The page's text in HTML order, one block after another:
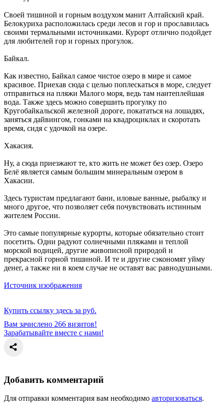
Своей тишиной и горным воздухом манит Алтайский край.
Белокуриха расположилась среди лесов и гор и прославилась
своими термальными источниками. Курорт отлично подойдет
для любителей гор и горных прогулок.
Байкал.
Как известно, Байкал самое чистое озеро в мире и самое
красивое. Приехав сюда с целью поплескаться в море, следует
отправиться на пляжи Малого моря, ведь там наитеплейшая
вода. Также здесь можно совершить прогулку по
Кругобайкальской железной дороге, покататься на лошадях,
заняться дайвингом, гонками на квадроциклах и скоротать
время, сидя с удочкой на озере.
Хакасия.
Ну, а сюда приезжают те, кто жить не может без озер. Озеро
Белё является самым большим минеральным озером в
Хакасии.
Здесь туристам предлагают бани, иловые ванные, рыбалку и
много другое, что позволяет себя почувствовать истинным
жителем России.
Это самые популярные курорты, которые обязательно стоит
посетить. Одни радуют солнечными пляжами и теплой
морской водицей, другие живописной природой и
прекрасной горной тишиной. И те и другие сэкономят уйму
денег, а также ни в коем случае не оставят вас равнодушными.
Источник изображения
Купить ссылку здесь за руб.
Вам зачислено 266 визитов!
Зарабатывайте вместе с нами!
Добавить комментарий
Для отправки комментария вам необходимо авторизоваться.